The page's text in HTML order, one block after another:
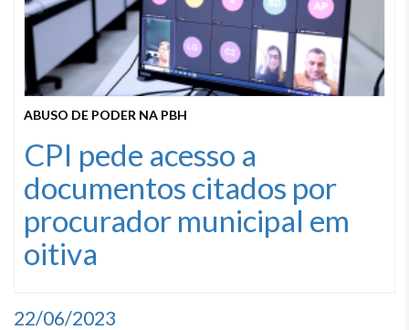
ABUSO DE PODER NA PBH
CPI pede acesso a
documentos citados por
procurador municipal em
oitiva
22/06/2023